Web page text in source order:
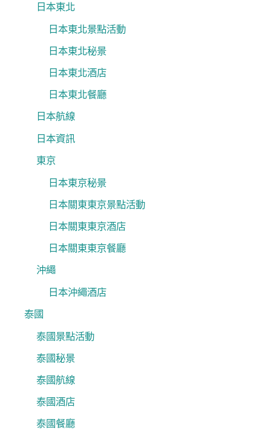
日本東北
日本東北景點活動
日本東北秘景
日本東北酒店
日本東北餐廳
日本航線
日本資訊
東京
日本東京秘景
日本關東東京景點活動
日本關東東京酒店
日本關東東京餐廳
沖繩
日本沖繩酒店
泰國
泰國景點活動
泰國秘景
泰國航線
泰國酒店
泰國餐廳